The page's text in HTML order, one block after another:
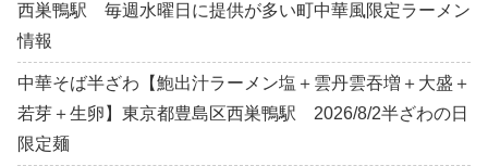
西巣鴨駅 毎週水曜日に提供が多い町中華風限定ラーメン
情報
中華そば半ざわ【鮑出汁ラーメン塩＋雲丹雲吞増＋大盛＋
若芽＋生卵】東京都豊島区西巣鴨駅 2026/8/2半ざわの日
限定麺